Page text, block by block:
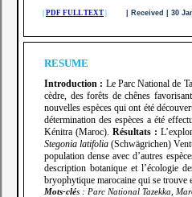
RESUME
Introduction : Le Parc National de
cèdre, des forêts de chênes
nouvelles espèces qui ont été
détermination des espèces a été
Kénitra (Maroc). Résultats :
Stegonia latifolia(Schwägrichen)
population dense avec d’autres
description botanique et l’écologie
bryophytique marocaine qui se trouve
Mots-clés : Parc National Tazekka,
PDF FULL TEXT | Received | 30